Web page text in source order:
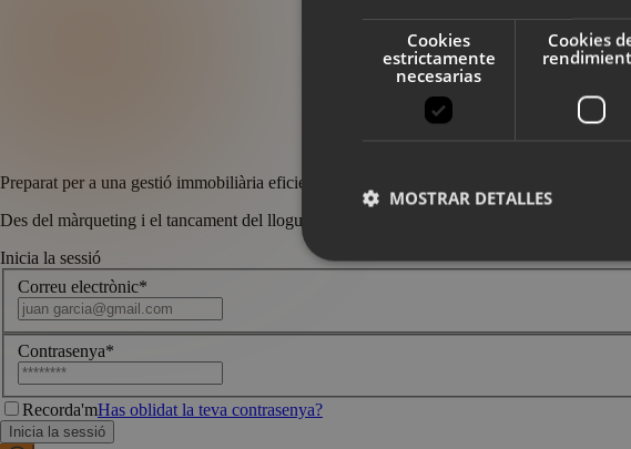
Preparat per a una gestió immobiliària eficient?
Des del màrqueting i el tancament del lloguer fins a la finalització del contracte
Inicia la sessió
Correu electrònic*
Contrasenya*
Recorda'mHas oblidat la teva contrasenya?
Inicia la sessió
Cookies
estrictamente
necesarias
Cookies
MOSTRAR DETALLES
gestión de cuentas. El sitio web no se